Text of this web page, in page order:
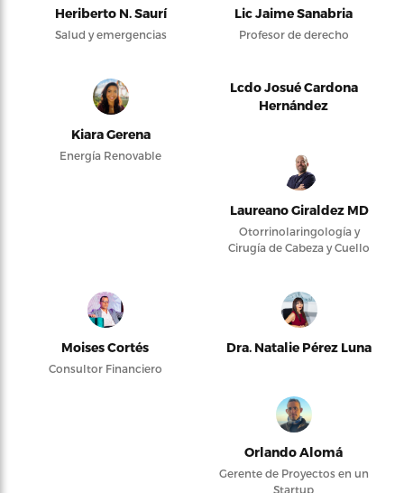
Heriberto N. Saurí
Salud y emergencias
Lic Jaime Sanabria
Profesor de derecho
Kiara Gerena
Energía Renovable
Lcdo Josué Cardona
Hernández
Laureano Giraldez MD
Otorrinolaringología y
Cirugía de Cabeza y Cuello
Moises Cortés
Consultor Financiero
Dra. Natalie Pérez Luna
Orlando Alomá
Gerente de Proyectos en un
Startup